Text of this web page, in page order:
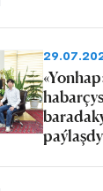
paýlaşdy